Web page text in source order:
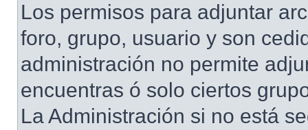
Los permisos para adjuntar
foro, grupo, usuario y son
administración no permite
encuentras ó solo ciertos
La Administración si no está